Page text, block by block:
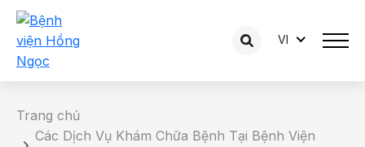
VI
Trang chủ
Các Dịch Vụ Khám Chữa Bệnh Tại Bệnh Viện